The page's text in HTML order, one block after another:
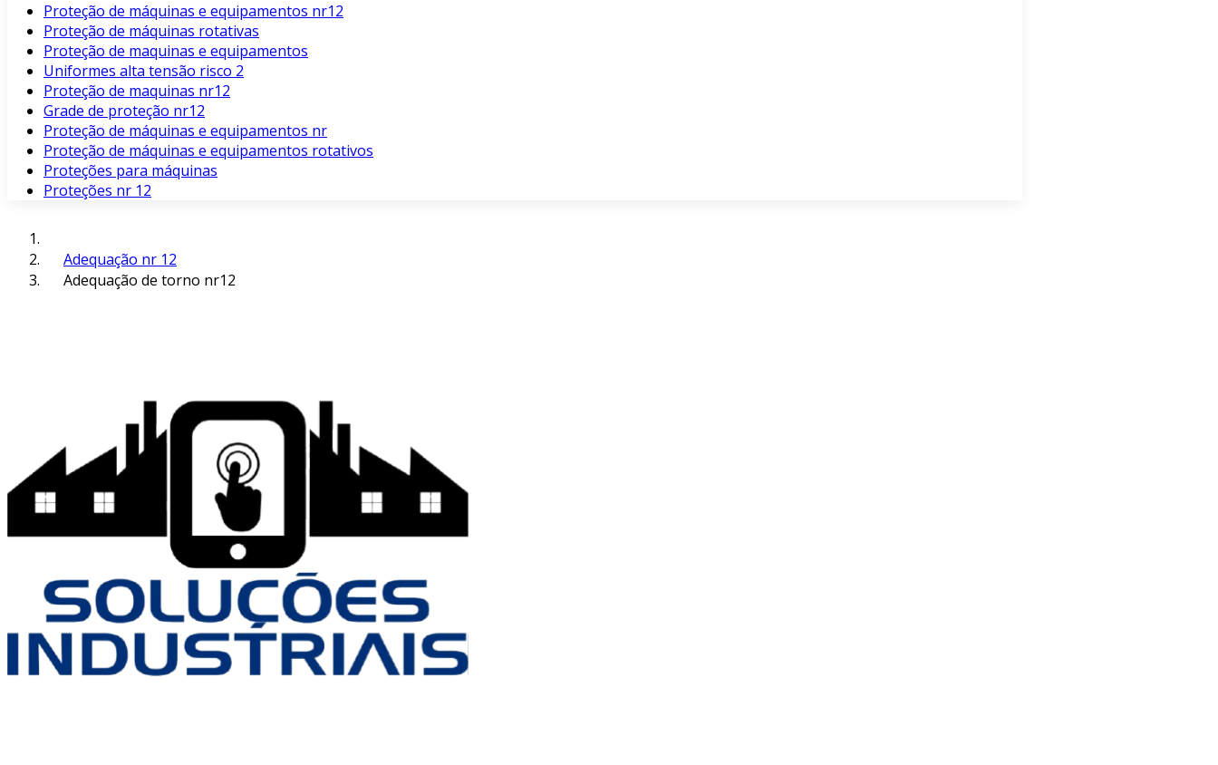
Proteção de máquinas e equipamentos nr12
Proteção de máquinas rotativas
Proteção de maquinas e equipamentos
Uniformes alta tensão risco 2
Proteção de maquinas nr12
Grade de proteção nr12
Proteção de máquinas e equipamentos nr
Proteção de máquinas e equipamentos rotativos
Proteções para máquinas
Proteções nr 12
Adequação nr 12
Adequação de torno nr12